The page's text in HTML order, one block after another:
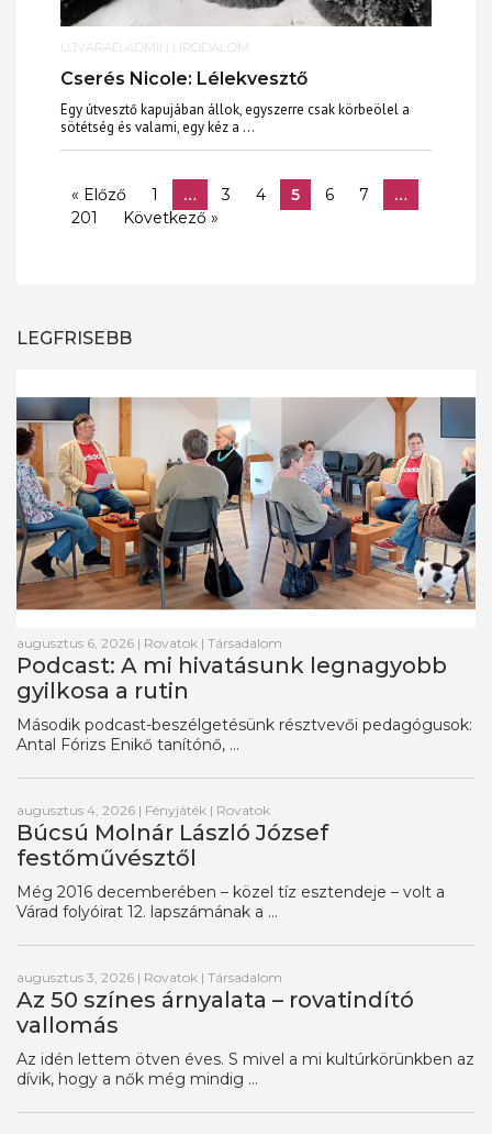
UJVARAD ADMIN | IRODALOM
Cserés Nicole: Lélekvesztő
Egy útvesztő kapujában állok, egyszerre csak körbeölel a
sötétség és valami, egy kéz a ...
« Előző 1 … 3 4 5 6 7
…
201
Következő »
LEGFRISEBB
augusztus 6, 2026 | Rovatok | Társadalom
Podcast: A mi hivatásunk legnagyobb
gyilkosa a rutin
Második podcast-beszélgetésünk résztvevői pedagógusok:
Antal Fórizs Enikő tanítónő, ...
augusztus 4, 2026 | Fényjáték | Rovatok
Búcsú Molnár László József
festőművésztől
Még 2016 decemberében – közel tíz esztendeje – volt a
Várad folyóirat 12. lapszámának a ...
augusztus 3, 2026 | Rovatok | Társadalom
Az 50 színes árnyalata – rovatindító
vallomás
Az idén lettem ötven éves. S mivel a mi kultúrkörünkben az
dívik, hogy a nők még mindig ...